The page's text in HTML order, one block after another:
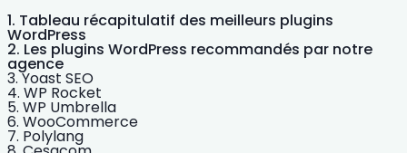
Tableau récapitulatif des meilleurs plugins
WordPress
Les plugins WordPress recommandés par notre
agence
Yoast SEO
WP Rocket
WP Umbrella
WooCommerce
Polylang